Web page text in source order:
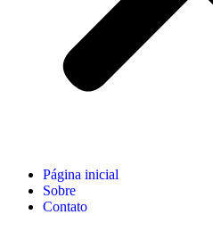
Página inicial
Sobre
Contato